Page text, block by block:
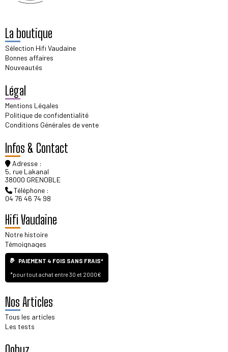
La boutique
Sélection Hifi Vaudaine
Bonnes affaires
Nouveautés
Légal
Mentions Légales
Politique de confidentialité
Conditions Générales de vente
Infos & Contact
Adresse :
5, rue Lakanal
38000 GRENOBLE
Téléphone :
04 76 46 74 98
Hifi Vaudaine
Notre histoire
Témoignages
PAIEMENT 4 FOIS SANS FRAIS*
*pour tout achat entre 30 et 2000€
Nos Articles
Tous les articles
Les tests